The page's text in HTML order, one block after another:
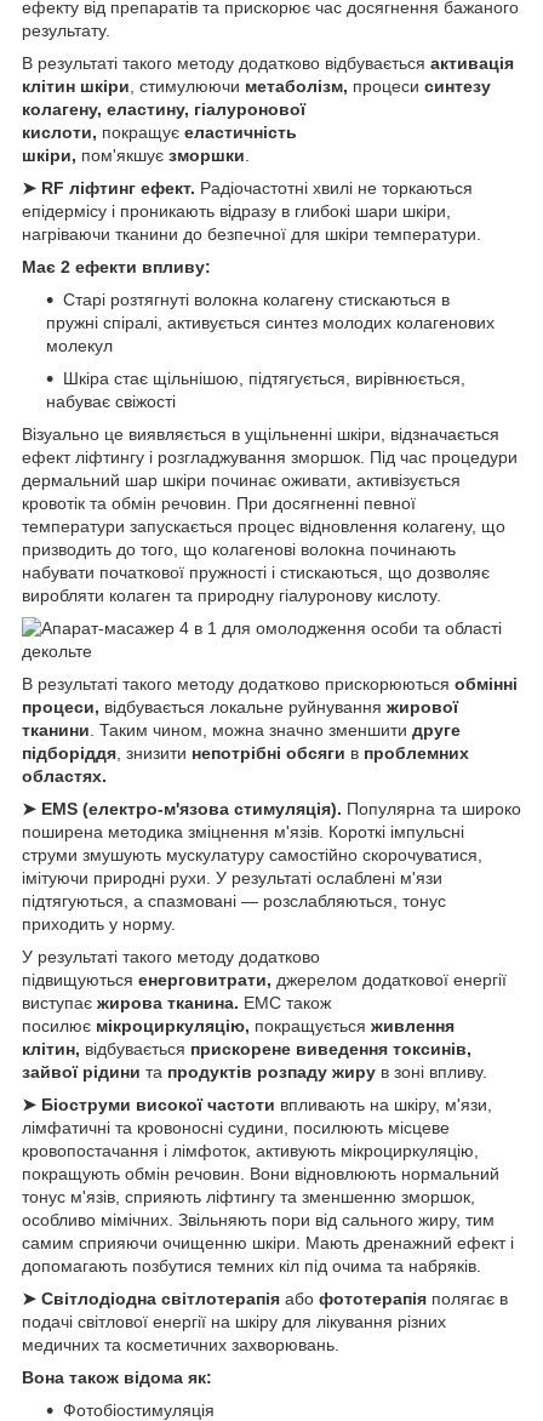
ефекту від препаратів та прискорює час досягнення бажаного
результату.
В результаті такого методу додатково відбувається активація
клітин шкіри , стимулюючи метаболізм, процеси синтезу
колагену, еластину, гіалуронової
кислоти, покращує еластичність
шкіри, пом'якшує зморшки
➤ RF ліфтинг ефект. Радіочастотні хвилі не торкаються
епідермісу і проникають відразу в глибокі шари шкіри,
нагріваючи тканини до безпечної для шкіри температури.
Має 2 ефекти впливу:
Старі розтягнуті волокна колагену стискаються в
пружні спіралі, активується синтез молодих колагенових
молекул
Шкіра стає щільнішою, підтягується, вирівнюється,
набуває свіжості
Візуально це виявляється в ущільненні шкіри, відзначається
ефект ліфтингу і розгладжування зморшок. Під час процедури
дермальний шар шкіри починає оживати, активізується
кровотік та обмін речовин. При досягненні певної
температури запускається процес відновлення колагену, що
призводить до того, що колагенові волокна починають
набувати початкової пружності і стискаються, що дозволяє
виробляти колаген та природну гіалуронову кислоту.
В результаті такого методу додатково прискорюються обмінні
процеси, відбувається локальне руйнування жирової
тканини . Таким чином, можна значно зменшити друге
підборіддя , знизити непотрібні обсяги в проблемних
областях.
➤ EMS (електро-м'язова стимуляція). Популярна та широко
поширена методика зміцнення м'язів. Короткі імпульсні
струми змушують мускулатуру самостійно скорочуватися,
імітуючи природні рухи. У результаті ослаблені м'язи
підтягуються, а спазмовані — розслабляються, тонус
приходить у норму.
У результаті такого методу додатково
підвищуються енерговитрати, джерелом додаткової енергії
виступає жирова тканина. ЕМС також
посилює мікроциркуляцію, покращується живлення
клітин, відбувається прискорене виведення токсинів,
зайвої рідини та продуктів розпаду жиру в зоні впливу.
➤ Біоструми високої частоти впливають на шкіру, м'язи,
лімфатичні та кровоносні судини, посилюють місцеве
кровопостачання і лімфоток, активують мікроциркуляцію,
покращують обмін речовин. Вони відновлюють нормальний
тонус м'язів, сприяють ліфтингу та зменшенню зморшок,
особливо мімічних. Звільняють пори від сального жиру, тим
самим сприяючи очищенню шкіри. Мають дренажний ефект і
допомагають позбутися темних кіл під очима та набряків.
➤ Світлодіодна світлотерапія або фототерапія полягає в
подачі світлової енергії на шкіру для лікування різних
медичних та косметичних захворювань.
Вона також відома як:
Фотобіостимуляція